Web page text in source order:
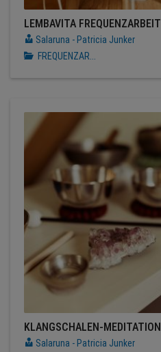
LEMBAVITA FREQUENZARBEIT
Salaruna - Patricia Junker
FREQUENZAR...
KLANGSCHALEN-MEDITATION
Salaruna - Patricia Junker